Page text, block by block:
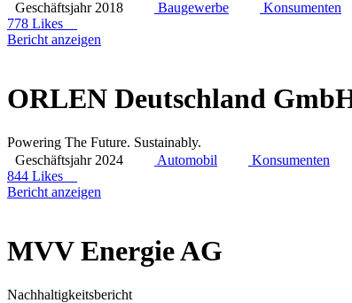
Geschäftsjahr 2018
Baugewerbe Konsumenten
778 Likes
Bericht anzeigen
ORLEN Deutschland
Powering The Future. Sustainably.
Geschäftsjahr 2024
Automobil Konsumenten
844 Likes
Bericht anzeigen
MVV Energie AG
Nachhaltigkeitsbericht